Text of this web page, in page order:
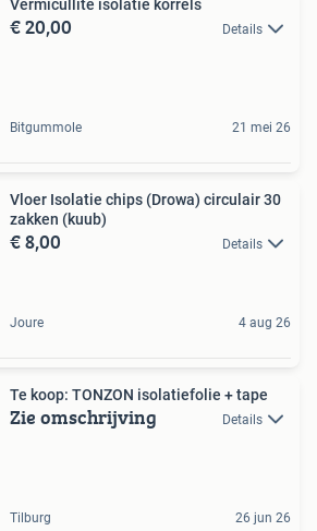
Vermicullite isolatie korrels
€ 20,00 Details
Bitgummole 21 mei 26
Vloer Isolatie chips (Drowa) circulair 30
zakken (kuub)
€ 8,00 Details
Joure 4 aug 26
Te koop: TONZON isolatiefolie + tape
Zie omschrijving Details
Tilburg 26 jun 26